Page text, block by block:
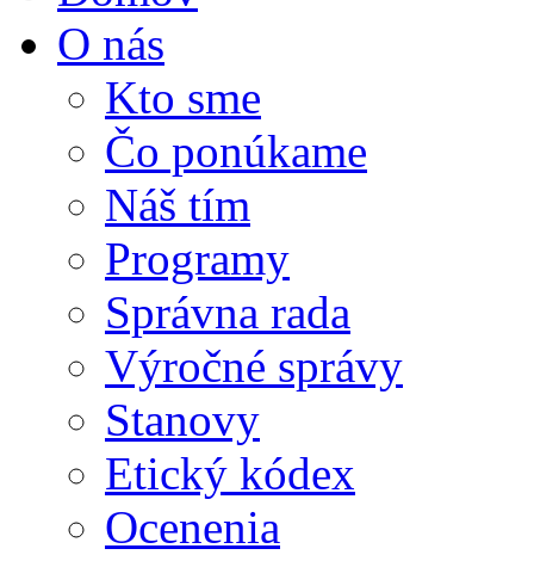
O nás
Kto sme
Čo ponúkame
Náš tím
Programy
Správna rada
Výročné správy
Stanovy
Etický kódex
Ocenenia